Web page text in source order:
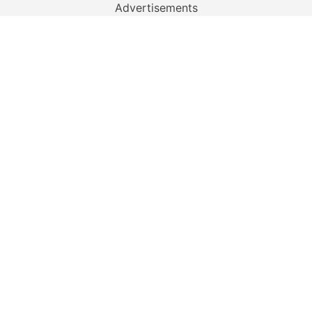
Advertisements